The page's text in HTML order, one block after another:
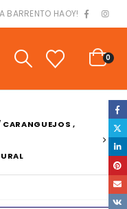
BARRENTO HAOY!
0
CARANGUEJOS ,